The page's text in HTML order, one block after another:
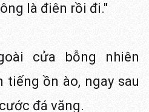
là điên rồi đi."
cửa bỗng nhiên
ồn ào, ngay sau
đá văng.